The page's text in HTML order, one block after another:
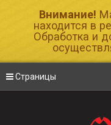
Внимание!
находится в
Обработка и
Страницы